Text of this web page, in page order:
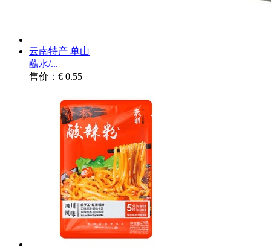
云南特产 单山
蘸水/...
售价：€ 0.55